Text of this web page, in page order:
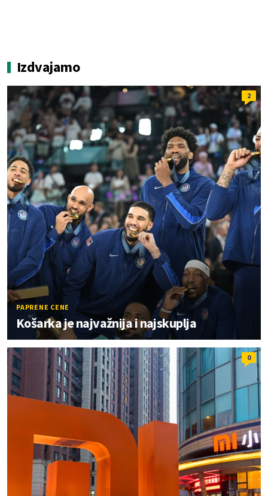
Izdvajamo
2
PAPRENE CENE
Košarka je najvažnija i najskuplja
0